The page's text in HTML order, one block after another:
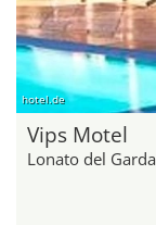
hotel.de
Vips Motel
Lonato del Garda